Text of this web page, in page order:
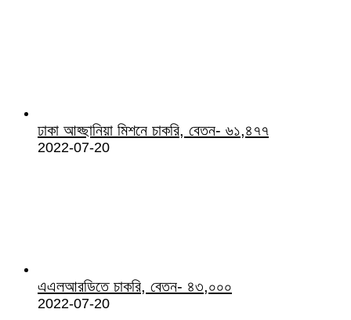
ঢাকা আহ্ছানিয়া মিশনে চাকরি, বেতন- ৬১,৪৭৭
2022-07-20
এএলআরডিতে চাকরি, বেতন- ৪৩,০০০
2022-07-20